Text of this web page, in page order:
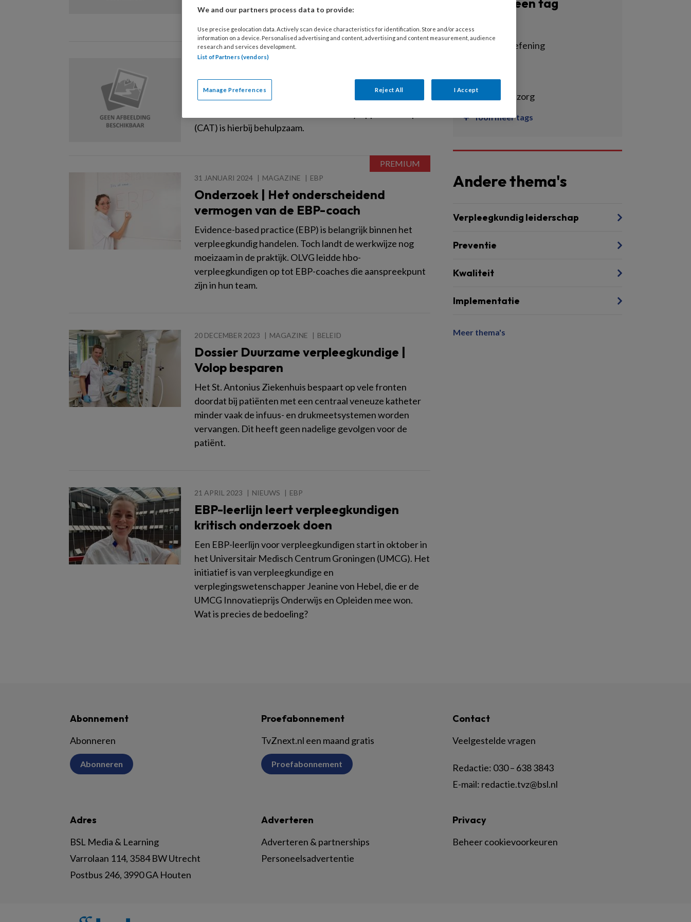
wijkverpleging.
De meetlat | Critically Appraised Topic
Evidence Based Practice (EBP) kan helpen het dagelijks
(CAT) is hierbij behulpzaam.
31 JANUARI 2024 MAGAZINE EBP
Onderzoek | Het onderscheidend
vermogen van de EBP-coach
Evidence-based practice (EBP) is belangrijk binnen het
verpleegkundig handelen. Toch landt de werkwijze nog
moeizaam in de praktijk. OLVG leidde hbo-
verpleegkundigen op tot EBP-coaches die aanspreekpunt
zijn in hun team.
20 DECEMBER 2023 MAGAZINE BELEID
Dossier Duurzame verpleegkundige |
Volop besparen
Het St. Antonius Ziekenhuis bespaart op vele fronten
doordat bij patiënten met een centraal veneuze katheter
minder vaak de infuus- en drukmeetsystemen worden
vervangen. Dit heeft geen nadelige gevolgen voor de
patiënt.
21 APRIL 2023 NIEUWS EBP
EBP-leerlijn leert verpleegkundigen
kritisch onderzoek doen
Een EBP-leerlijn voor verpleegkundigen start in oktober in
het Universitair Medisch Centrum Groningen (UMCG). Het
initiatief is van verpleegkundige en
verplegingswetenschapper Jeanine von Hebel, die er de
UMCG Innovatieprijs Onderwijs en Opleiden mee won.
Wat is precies de bedoeling?
Alle tags
beroepsuitoefening
hbo-v
kwaliteit van zorg
Toon meer tags
Andere thema's
Verpleegkundig leiderschap
Preventie
Kwaliteit
Implementatie
Meer thema's
Abonnement
Abonneren
Abonneren
Proefabonnement
TvZnext.nl een maand gratis
Proefabonnement
Contact
Veelgestelde vragen
Redactie: 030 – 638 3843
E-mail: redactie.tvz@bsl.nl
Adres
BSL Media & Learning
Varrolaan 114, 3584 BW Utrecht
Postbus 246, 3990 GA Houten
Adverteren
Adverteren & partnerships
Personeelsadvertentie
Privacy
Beheer cookievoorkeuren
We and our partners process data to provide:
Use precise geolocation data. Actively scan device characteristics for identification. Store and/or access
information on a device. Personalised advertising and content, advertising and content measurement, audience
research and services development.
List of Partners (vendors)
Manage Preferences Reject All I Accept